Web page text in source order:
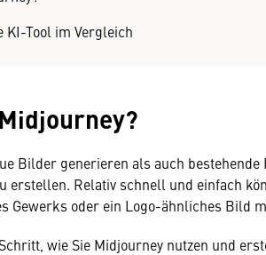
KI-Tool im Vergleich
Bilder generieren als auch bestehende
erstellen. Relativ schnell und einfach
Gewerks oder ein Logo-ähnliches Bild
wie Sie Midjourney nutzen und
Zustimmung
einen externen Inhalt anzeigen.
mitunter mit US-amerikanischen